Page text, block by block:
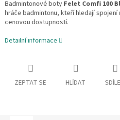
Badmintonové boty Felet Comfi 100
hráče badmintonu, kteří hledají spojení
cenovou dostupností.
Detailní informace
ZEPTAT SE HLÍDAT